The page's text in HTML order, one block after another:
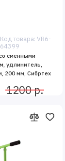
Код товара: VR6-
64399
сменными
удлинитель,
200 мм, Сибртех
1200 р.